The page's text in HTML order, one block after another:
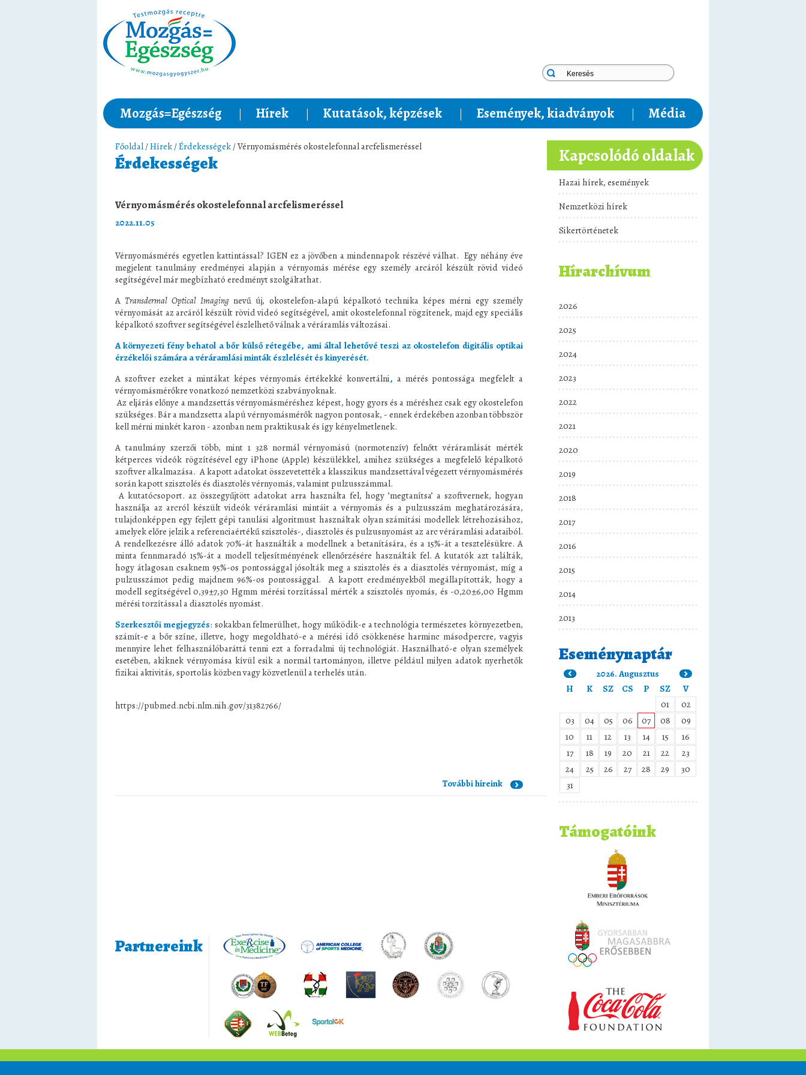
Mozgás=Egészség Hírek Kutatások, képzések Események, kiadványok Média
Főoldal /Hírek /Érdekességek / Vérnyomásmérés okostelefonnal arcfelismeréssel
Érdekességek
Vérnyomásmérés okostelefonnal arcfelismeréssel
2022.11.05
Vérnyomásmérés egyetlen kattintással? IGEN ez a jövőben a mindennapok részévé válhat. Egy néhány éve
megjelent tanulmány eredményei alapján a vérnyomás mérése egy személy arcáról készült rövid videó
segítségével már megbízható eredményt szolgáltathat.
ATransdermal Optical Imaging nevű új, okostelefon-alapú képalkotó technika képes mérni egy személy
vérnyomását az arcáról készült rövid videó segítségével, amit okostelefonnal rögzítenek, majd egy speciális
képalkotó szoftver segítségével észlelhető válnak a véráramlás változásai.
A környezeti fény behatol a bőr külső rétegébe, ami által lehetővé teszi az okostelefon digitális optikai
érzékelői számára a véráramlási minták észlelését és kinyerését.
A szoftver ezeket a mintákat képes vérnyomás értékekké konvertálni, a mérés pontossága megfelelt a
vérnyomásmérőkre vonatkozó nemzetközi szabványoknak.
Az eljárás előnye a mandzsettás vérnyomásméréshez képest, hogy gyors és a méréshez csak egy okostelefon
szükséges. Bár a mandzsetta alapú vérnyomásmérők nagyon pontosak, - ennek érdekében azonban többször
kell mérni minkét karon - azonban nem praktikusak és így kényelmetlenek.
A tanulmány szerzői több, mint 1 328 normál vérnyomású (normotenzív) felnőtt véráramlását mérték
kétperces videók rögzítésével egy iPhone (Apple) készülékkel, amihez szükséges a megfelelő képalkotó
szoftver alkalmazása. A kapott adatokat összevetették a klasszikus mandzsettával végezett vérnyomásmérés
során kapott szisztolés és diasztolés vérnyomás, valamint pulzusszámmal.
A kutatócsoport. az összegyűjtött adatokat arra használta fel, hogy ’megtanítsa’ a szoftvernek, hogyan
használja az arcról készült videók véráramlási mintáit a vérnyomás és a pulzusszám meghatározására,
tulajdonképpen egy fejlett gépi tanulási algoritmust használtak olyan számítási modellek létrehozásához,
amelyek előre jelzik a referenciaértékű szisztolés-, diasztolés és pulzusnyomást az arc véráramlási adataiból.
A rendelkezésre álló adatok 70%-át használták a modellnek a betanítására, és a 15%-át a tesztelésükre. A
minta fennmaradó 15%-át a modell teljesítményének ellenőrzésére használták fel. A kutatók azt találták,
hogy átlagosan csaknem 95%-os pontossággal jósolták meg a szisztolés és a diasztolés vérnyomást, míg a
pulzusszámot pedig majdnem 96%-os pontossággal. A kapott eredményekből megállapították, hogy a
modell segítségével 0,39±7,30 Hgmm mérési torzítással mérték a szisztolés nyomás, és -0,20±6,00 Hgmm
mérési torzítással a diasztolés nyomást.
Szerkesztői megjegyzés: sokakban felmerülhet, hogy működik-e a technológia természetes környezetben,
számít-e a bőr színe, illetve, hogy megoldható-e a mérési idő csökkenése harminc másodpercre, vagyis
mennyire lehet felhasználóbaráttá tenni ezt a forradalmi új technológiát. Használható-e olyan személyek
esetében, akiknek vérnyomása kívül esik a normál tartományon, illetve például milyen adatok nyerhetők
fizikai aktivitás, sportolás közben vagy közvetlenül a terhelés után.
https://pubmed.ncbi.nlm.nih.gov/31382766/
További híreink
Kapcsolódó oldalak
Hazai hírek, események
Nemzetközi hírek
Sikertörténetek
Hírarchívum
2026
2025
2024
2023
2022
2021
2020
2019
2018
2017
2016
2015
2014
2013
Eseménynaptár
2026. Augusztus
H
K SZ CS P SZ
V
01
02
03
04 05 06 07 08
09
10
11 12 13 14 15
16
17
18 19 20 21 22
23
24
25 26 27 28 29
30
31
Támogatóink
Partnereink